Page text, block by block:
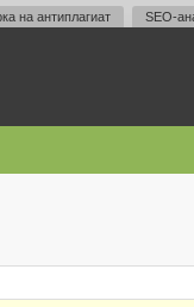
на антиплагиат SEO-